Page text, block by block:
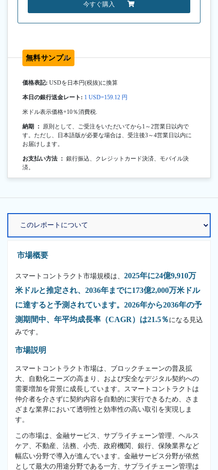
今すぐ購入
無料サンプル
価格表記: USDを日本円(税抜)に換算
本日の銀行送金レート: 1 USD=159.12 円
米ドル表示価格+10％消費税.
納期 ： 原則として、ご受注をいただいてから1～2営業日以内で
す。ただし、日本語版が必要な場合は、受注後3～4営業日以内に
お届けします。
お支払い方法 ： 銀行振込、クレジットカード決済、モバイル決
済。
市場概要
スマートコントラクト市場規模は、 2025年に24億9,910万
米ドルと推定され、2036年までに173億2,000万米ドル
に達すると予測されています。2026年から2036年の予
測期間中、年平均成長率（CAGR）は21.5％ になる見込
みです。
市場説明
スマートコントラクト市場は、ブロックチェーンの普及拡
大、自動化ニーズの高まり、および安全なデジタル契約への
需要増加を背景に成長しています。スマートコントラクトは
仲介者を介さずに契約内容を自動的に実行できるため、さま
ざまな業界において透明性と効率性の高い取引を実現しま
す。
この市場は、金融サービス、サプライチェーン管理、ヘルス
ケア、不動産、法務、小売、政府機関、銀行、保険業界など
幅広い分野で導入が進んでいます。金融サービス分野が依然
として最大の用途分野である一方、サプライチェーン管理は